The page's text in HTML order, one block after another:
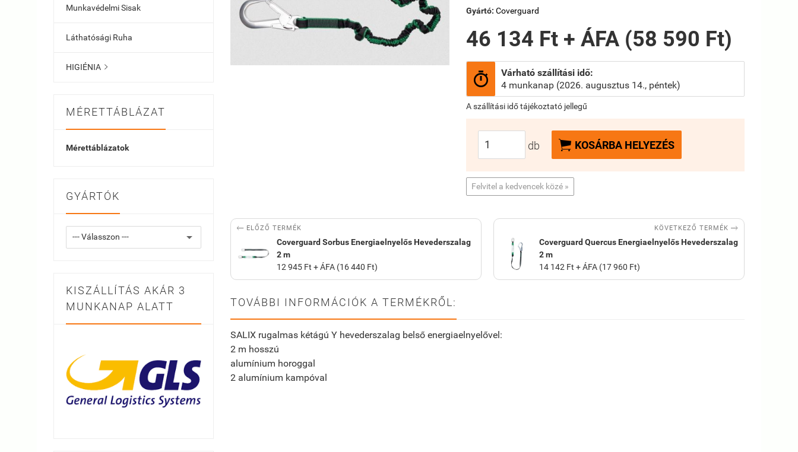
Munkavédelmi Sisak
Láthatósági Ruha
HIGIÉNIA 
MÉRETTÁBLÁZAT
Mérettáblázatok
GYÁRTÓK
KISZÁLLÍTÁS AKÁR 3
MUNKANAP ALATT
Gyártó:Coverguard
46 134 Ft + ÁFA (58 590 Ft)

Várható szállítási idő:
4 munkanap (2026. augusztus 14., péntek)
A szállítási idő tájékoztató jellegű
db  KOSÁRBA HELYEZÉS
Felvitel a kedvencek közé »
 ELŐZŐ TERMÉK
Coverguard Sorbus Energiaelnyelős Hevederszalag
2 m
12 945 Ft + ÁFA (16 440 Ft)
KÖVETKEZŐ TERMÉK 
Coverguard Quercus Energiaelnyelős Hevederszalag
2 m
14 142 Ft + ÁFA (17 960 Ft)
TOVÁBBI INFORMÁCIÓK A TERMÉKRŐL:
SALIX rugalmas kétágú Y hevederszalag belső energiaelnyelővel:
2 m hosszú
alumínium horoggal
2 alumínium kampóval